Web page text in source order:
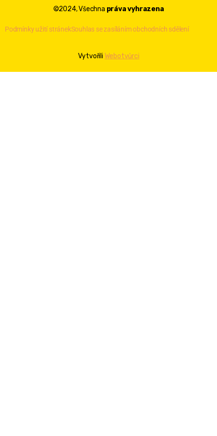
©2024, Všechna práva vyhrazena
Podmínky užití stránekSouhlas se zasíláním obchodních sdělení
Vytvořili Webotvůrci